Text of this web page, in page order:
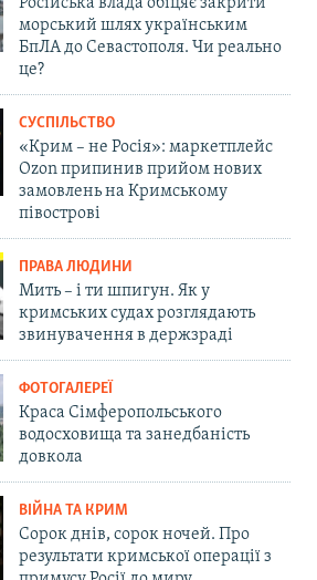
Російська влада обіцяє закрити
морський шлях українським
БпЛА до Севастополя. Чи реально
це?
СУСПІЛЬСТВО
«Крим – не Росія»: маркетплейс
Ozon припинив прийом нових
замовлень на Кримському
півострові
ПРАВА ЛЮДИНИ
Мить – і ти шпигун. Як у
кримських судах розглядають
звинувачення в держзраді
ФОТОГАЛЕРЕЇ
Краса Сімферопольського
водосховища та занедбаність
довкола
ВІЙНА ТА КРИМ
Сорок днів, сорок ночей. Про
результати кримської операції з